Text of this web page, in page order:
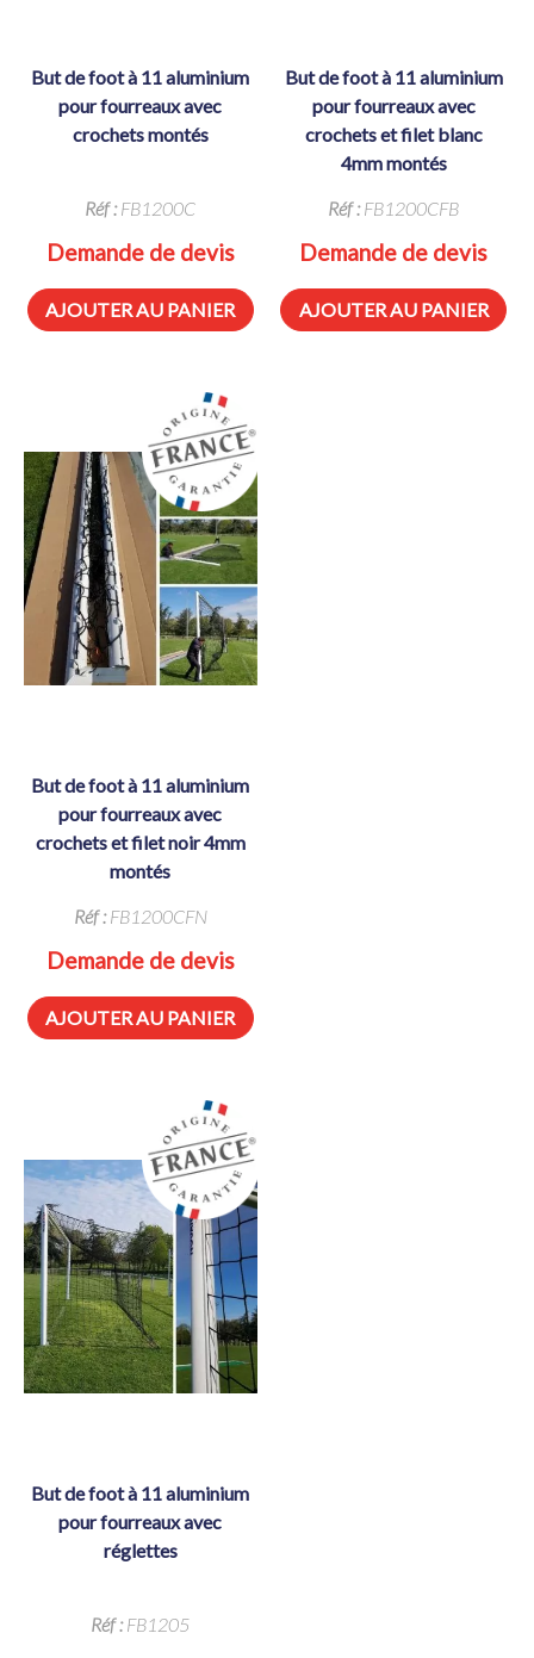
but de foot à 11 aluminium
pour fourreaux avec
crochets montés
Réf :FB1200C
Demande de devis
AJOUTER AU PANIER
but de foot à 11 aluminium
pour fourreaux avec
crochets et filet blanc
4mm montés
Réf :FB1200CFB
Demande de devis
AJOUTER AU PANIER
but de foot à 11 aluminium
pour fourreaux avec
crochets et filet noir 4mm
montés
Réf :FB1200CFN
Demande de devis
AJOUTER AU PANIER
but de foot à 11 aluminium
pour fourreaux avec
réglettes
Réf :FB1205